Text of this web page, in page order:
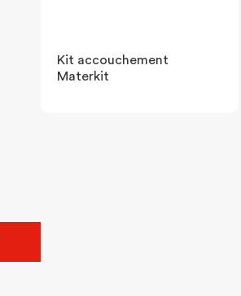
Kit accouchement
Materkit